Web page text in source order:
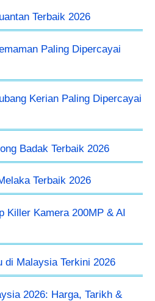
Terbaik 2026
Paling Dipercayai
Kerian Paling Dipercayai
Badak Terbaik 2026
Terbaik 2026
Killer Kamera 200MP & AI
di Malaysia Terkini 2026
2026: Harga, Tarikh &